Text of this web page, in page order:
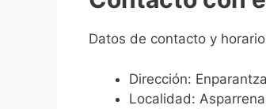
Datos de contacto y
Dirección:
Localidad: Asparrena